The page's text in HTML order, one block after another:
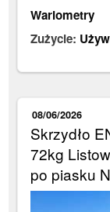
Wariometry
Zużycie:
08/06/2026
Skrzydło
72kg
po piasku